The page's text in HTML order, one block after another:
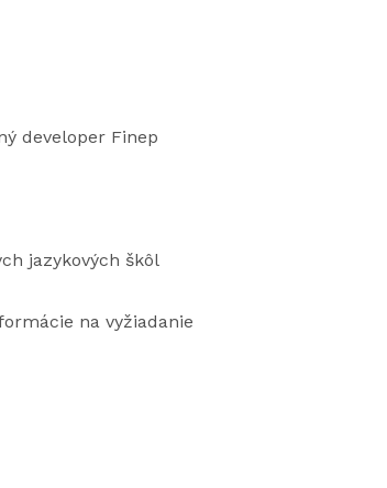
developer Finep
jazykových škôl
na vyžiadanie